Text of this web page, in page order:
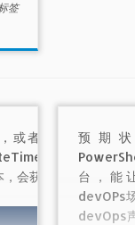
签
或者更
对
会获取
预期
台，能
devOPs
devOps